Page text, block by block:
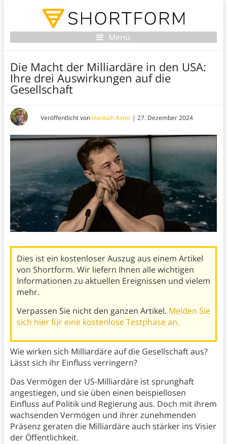
Menü
Die Macht der Milliardäre in den USA:
Ihre drei Auswirkungen auf die
Gesellschaft
Veröffentlicht von Hannah Aster| 27. Dezember 2024
Dies ist ein kostenloser Auszug aus einem Artikel
von Shortform. Wir liefern Ihnen alle wichtigen
Informationen zu aktuellen Ereignissen und vielem
mehr.
Verpassen Sie nicht den ganzen Artikel. Melden Sie
sich hier für eine kostenlose Testphase an.
Wie wirken sich Milliardäre auf die Gesellschaft aus?
Lässt sich ihr Einfluss verringern?
Das Vermögen der US-Milliardäre ist sprunghaft
angestiegen, und sie üben einen beispiellosen
Einfluss auf Politik und Regierung aus. Doch mit ihrem
wachsenden Vermögen und ihrer zunehmenden
Präsenz geraten die Milliardäre auch stärker ins Visier
der Öffentlichkeit.